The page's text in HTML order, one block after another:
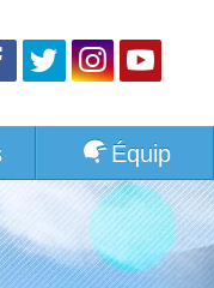
Équip